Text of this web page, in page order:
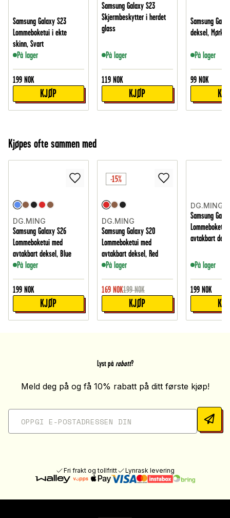
Samsung Galaxy S23
Lommeboketui i ekte
skinn, Svart
På lager
199 NOK
KJØP
Samsung Galaxy S23
Skjermbeskytter i herdet
glass
På lager
119 NOK
KJØP
Samsung
deksel, Mørk
På lager
99 NOK
Kjøpes ofte sammen med
DG.MING
Samsung Galaxy S26
Lommeboketui med
avtakbart deksel, Blue
På lager
199 NOK
KJØP
-15%
DG.MING
Samsung Galaxy S20
Lommeboketui med
avtakbart deksel, Red
På lager
169 NOK199 NOK
KJØP
DG.MING
Samsung
Lommeboketui
avtakbart
På lager
199 NOK
Lyst på rabatt?
Meld deg på og få 10% rabatt på ditt første kjøp!
Fri frakt og tollfritt Lynrask levering